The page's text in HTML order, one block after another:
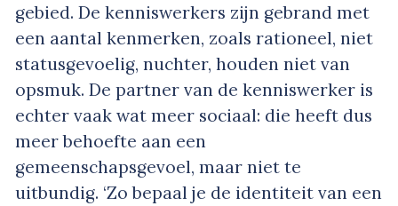
gebied. De kenniswerkers zijn gebrand met
een aantal kenmerken, zoals rationeel, niet
statusgevoelig, nuchter, houden niet van
opsmuk. De partner van de kenniswerker is
echter vaak wat meer sociaal: die heeft dus
meer behoefte aan een
gemeenschapsgevoel, maar niet te
uitbundig. ‘Zo bepaal je de identiteit van een